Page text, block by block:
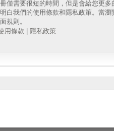
僅需要很短的時間，但是會給您更多
白我們的使用條款和隱私政策。當瀏
規則。
用條款
隱私政策